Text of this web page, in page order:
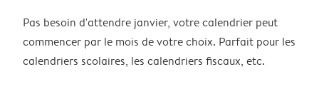
Pas besoin d'attendre janvier, votre calendrier peut
commencer par le mois de votre choix. Parfait pour les
calendriers scolaires, les calendriers fiscaux, etc.